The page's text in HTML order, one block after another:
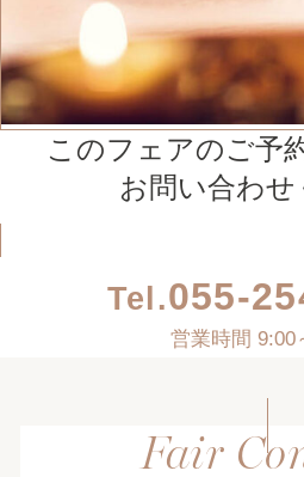
このフェアのご予
お問い合わせ
Tel.055-
営業時間 9:00